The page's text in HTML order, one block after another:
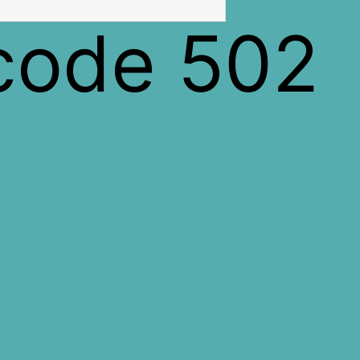
502